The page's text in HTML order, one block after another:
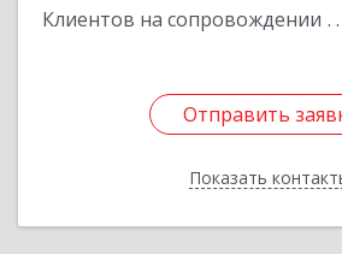
Клиентов на сопровождении
Отправить
Показать
Отправить
Назад